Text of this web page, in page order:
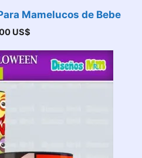
Mamelucos de Bebe
US$